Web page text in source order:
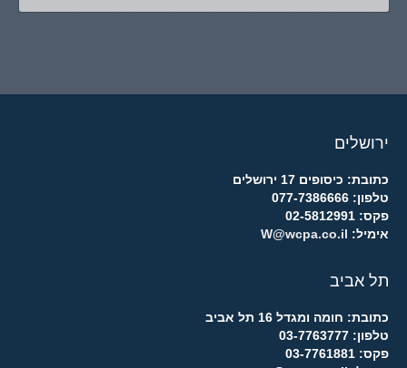
ירושלים
כתובת: כיסופים 17 ירושלים
טלפון: 077-7386666
פקס: 02-5812991
אימיל: W@wcpa.co.il
תל אביב
כתובת: חומה ומגדל 16 תל אביב
טלפון: 03-7763777
פקס: 03-7761881